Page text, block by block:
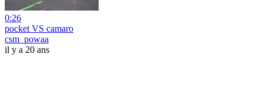
0:26
pocket VS camaro
csm_powaa
il y a 20 ans